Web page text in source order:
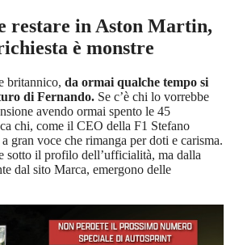
restare in Aston Martin,
è monstre
britannico, da ormai qualche tempo si
di Fernando. Se c’è chi lo vorrebbe
avendo ormai spento le 45
chi, come il CEO della F1 Stefano
gran voce che rimanga per doti e carisma.
sotto il profilo dell’ufficialità, ma dalla
dal sito Marca, emergono delle